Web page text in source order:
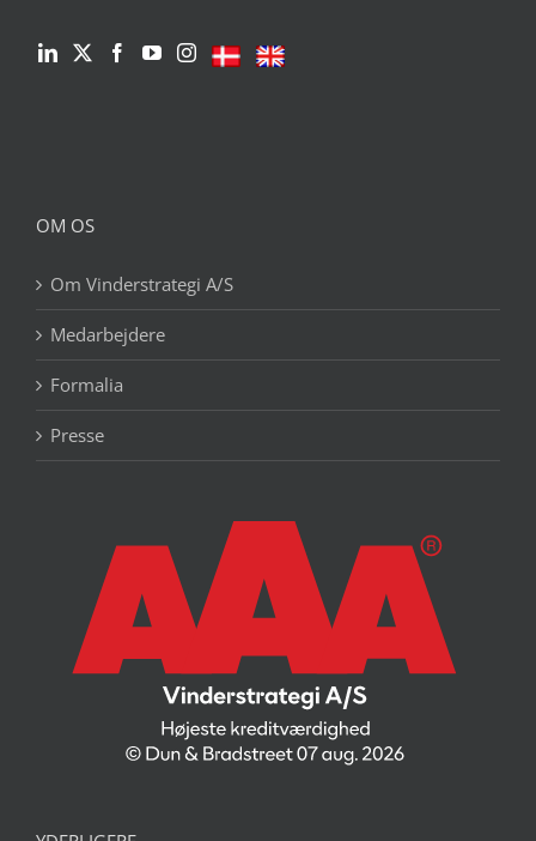
OM OS
Om Vinderstrategi A/S
Medarbejdere
Formalia
Presse